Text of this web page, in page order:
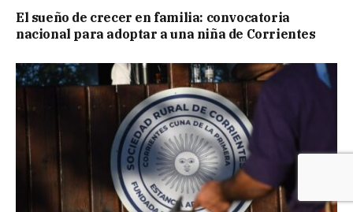
El sueño de crecer en familia: convocatoria
nacional para adoptar a una niña de Corrientes